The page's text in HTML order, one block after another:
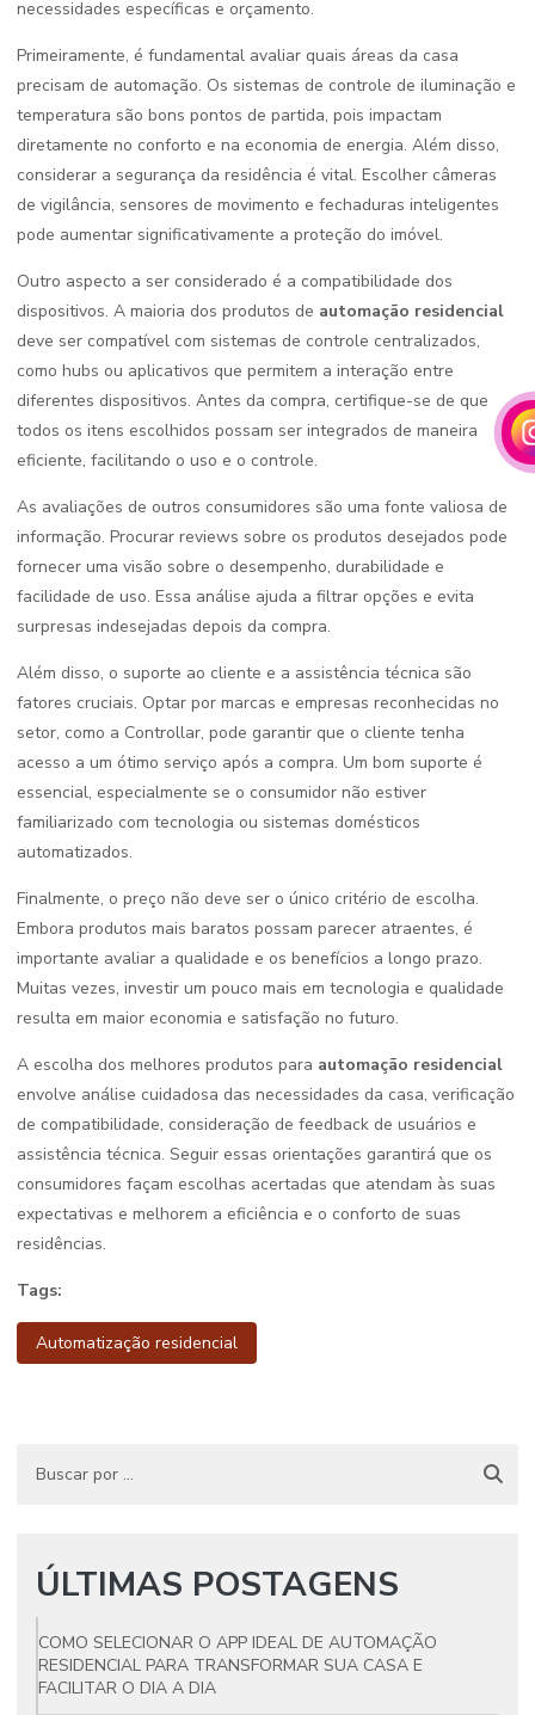
necessidades específicas e orçamento.
Primeiramente, é fundamental avaliar quais áreas da casa
precisam de automação. Os sistemas de controle de iluminação e
temperatura são bons pontos de partida, pois impactam
diretamente no conforto e na economia de energia. Além disso,
considerar a segurança da residência é vital. Escolher câmeras
de vigilância, sensores de movimento e fechaduras inteligentes
pode aumentar significativamente a proteção do imóvel.
Outro aspecto a ser considerado é a compatibilidade dos
dispositivos. A maioria dos produtos de automação residencial
deve ser compatível com sistemas de controle centralizados,
como hubs ou aplicativos que permitem a interação entre
diferentes dispositivos. Antes da compra, certifique-se de que
todos os itens escolhidos possam ser integrados de maneira
eficiente, facilitando o uso e o controle.
As avaliações de outros consumidores são uma fonte valiosa de
informação. Procurar reviews sobre os produtos desejados pode
fornecer uma visão sobre o desempenho, durabilidade e
facilidade de uso. Essa análise ajuda a filtrar opções e evita
surpresas indesejadas depois da compra.
Além disso, o suporte ao cliente e a assistência técnica são
fatores cruciais. Optar por marcas e empresas reconhecidas no
setor, como a Controllar, pode garantir que o cliente tenha
acesso a um ótimo serviço após a compra. Um bom suporte é
essencial, especialmente se o consumidor não estiver
familiarizado com tecnologia ou sistemas domésticos
automatizados.
Finalmente, o preço não deve ser o único critério de escolha.
Embora produtos mais baratos possam parecer atraentes, é
importante avaliar a qualidade e os benefícios a longo prazo.
Muitas vezes, investir um pouco mais em tecnologia e qualidade
resulta em maior economia e satisfação no futuro.
A escolha dos melhores produtos para automação residencial
envolve análise cuidadosa das necessidades da casa, verificação
de compatibilidade, consideração de feedback de usuários e
assistência técnica. Seguir essas orientações garantirá que os
consumidores façam escolhas acertadas que atendam às suas
expectativas e melhorem a eficiência e o conforto de suas
residências.
Tags:
Automatização residencial
ÚLTIMAS POSTAGENS
COMO SELECIONAR O APP IDEAL DE AUTOMAÇÃO
RESIDENCIAL PARA TRANSFORMAR SUA CASA E
FACILITAR O DIA A DIA